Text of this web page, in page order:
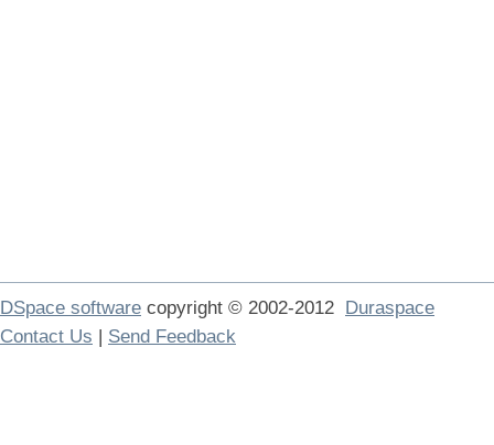
DSpace software copyright © 2002-2012 Duraspace
Contact Us | Send Feedback